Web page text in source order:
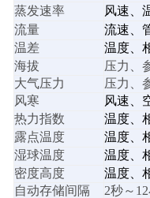
蒸发速率
风速、
流量
流速、
温差
温度、
海拔
压力、
大气压力
压力、
风寒
风速、
热力指数
温度、
露点温度
温度、
湿球温度
温度、
密度高度
温度、
自动存储间隔
2秒～ 12